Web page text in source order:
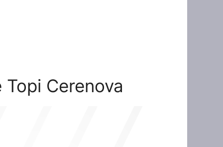
Cerenova